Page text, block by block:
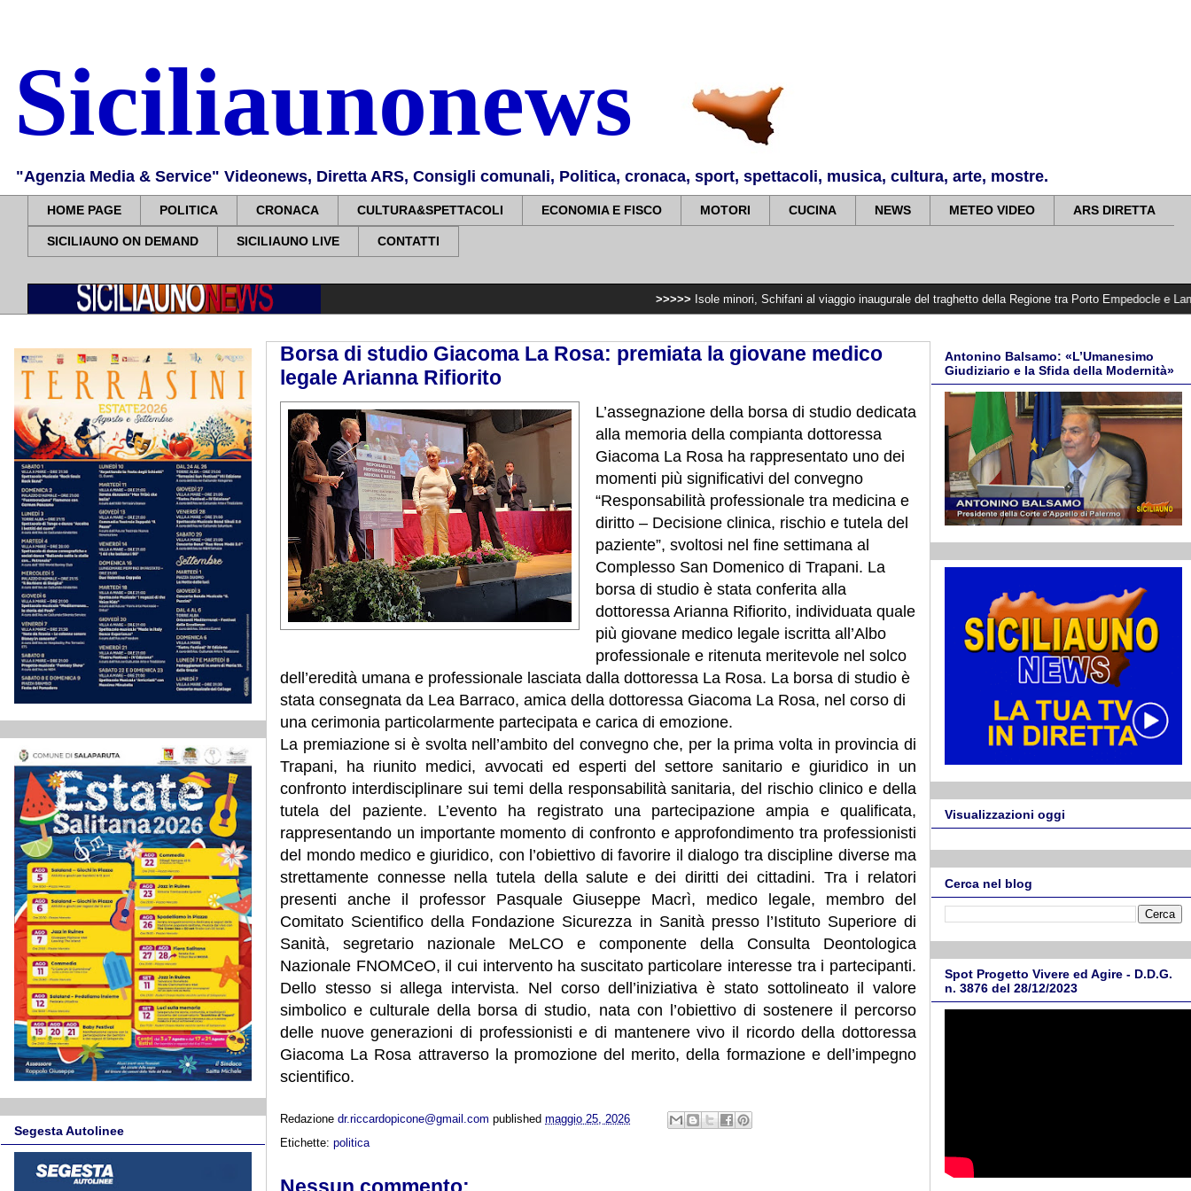
Siciliaunonews
"Agenzia Media & Service" Videonews, Diretta ARS, Consigli comunali, Politica, cronaca, sport, spettacoli, musica, cultura, arte, mostre.
HOME PAGE POLITICA CRONACA CULTURA&SPETTACOLI ECONOMIA E FISCO MOTORI CUCINA NEWS METEO VIDEO ARS DIRETTA
SICILIAUNO ON DEMAND SICILIAUNO LIVE CONTATTI
Isole minori, Schifani al viaggio inaugurale del traghetto della Regione tra Porto Empedocle e Lampedusa:
Borsa di studio Giacoma La Rosa: premiata la giovane medico
legale Arianna Rifiorito
L’assegnazione della borsa di studio dedicata
alla memoria della compianta dottoressa
Giacoma La Rosa ha rappresentato uno dei
momenti più significativi del convegno
“Responsabilità professionale tra medicina e
diritto – Decisione clinica, rischio e tutela del
paziente”, svoltosi nel fine settimana al
Complesso San Domenico di Trapani. La
borsa di studio è stata conferita alla
dottoressa Arianna Rifiorito, individuata quale
più giovane medico legale iscritta all’Albo
professionale e ritenuta meritevole nel solco
dell’eredità umana e professionale lasciata dalla dottoressa La Rosa. La borsa di studio è
stata consegnata da Lea Barraco, amica della dottoressa Giacoma La Rosa, nel corso di
una cerimonia particolarmente partecipata e carica di emozione.
La premiazione si è svolta nell’ambito del convegno che, per la prima volta in provincia di
Trapani, ha riunito medici, avvocati ed esperti del settore sanitario e giuridico in un
confronto interdisciplinare sui temi della responsabilità sanitaria, del rischio clinico e della
tutela del paziente. L’evento ha registrato una partecipazione ampia e qualificata,
rappresentando un importante momento di confronto e approfondimento tra professionisti
del mondo medico e giuridico, con l’obiettivo di favorire il dialogo tra discipline diverse ma
strettamente connesse nella tutela della salute e dei diritti dei cittadini. Tra i relatori
presenti anche il professor Pasquale Giuseppe Macrì, medico legale, membro del
Comitato Scientifico della Fondazione Sicurezza in Sanità presso l’Istituto Superiore di
Sanità, segretario nazionale MeLCO e componente della Consulta Deontologica
Nazionale FNOMCeO, il cui intervento ha suscitato particolare interesse tra i partecipanti.
Dello stesso si allega intervista. Nel corso dell’iniziativa è stato sottolineato il valore
simbolico e culturale della borsa di studio, nata con l’obiettivo di sostenere il percorso
delle nuove generazioni di professionisti e di mantenere vivo il ricordo della dottoressa
Giacoma La Rosa attraverso la promozione del merito, della formazione e dell’impegno
scientifico.
Redazione dr.riccardopicone@gmail.com published maggio 25, 2026
Etichette: politica
Nessun commento:
Segesta Autolinee
Antonino Balsamo: «L’Umanesimo
Giudiziario e la Sfida della Modernità»
Visualizzazioni oggi
Cerca nel blog
Spot Progetto Vivere ed Agire - D.D.G.
n. 3876 del 28/12/2023